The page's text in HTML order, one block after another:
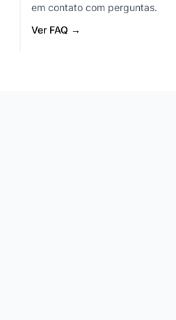
em contato com perguntas.
Ver FAQ →